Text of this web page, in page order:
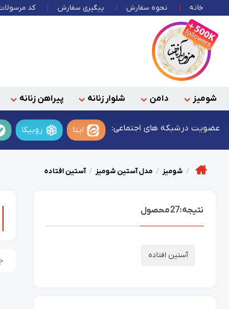
خانه نحوه سفارش پیگیری سفارش کد
شومیز دامن شلوار زنانه پیراهن زنانه
عضویت درشبکه های اجتماعی: ایتا روبیکا
شومیز مدل آستین شومیز آستین افتاده
نتیجه:27محصول
آستین افتاده